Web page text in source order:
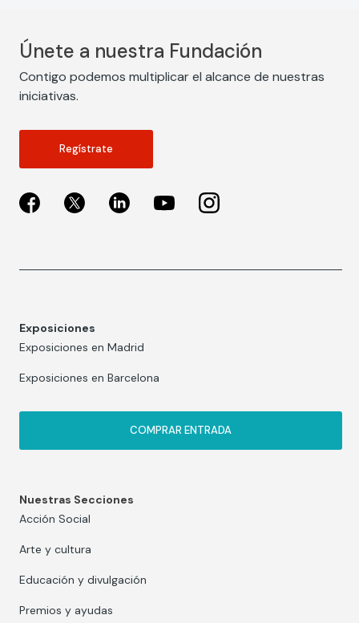
Únete a nuestra Fundación
Contigo podemos multiplicar el alcance de nuestras
iniciativas.
Regístrate
Exposiciones
Exposiciones en Madrid
Exposiciones en Barcelona
COMPRAR ENTRADA
Nuestras Secciones
Acción Social
Arte y cultura
Educación y divulgación
Premios y ayudas